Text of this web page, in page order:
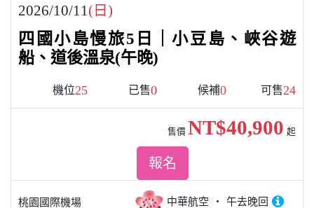
2026/10/11 (日)
四國小島慢旅5日｜小豆島、峽谷遊
船、道後溫泉(午晚)
機位25 已售0 候補0 可售24
桃園國際機場 中華航空 午去晚回
售價 NT$40,900 起
報名